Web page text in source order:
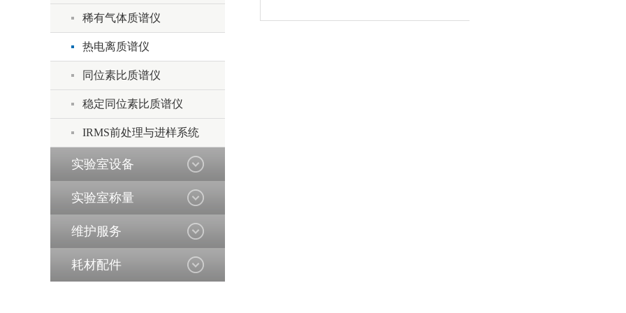
稀有气体质谱仪
热电离质谱仪
同位素比质谱仪
稳定同位素比质谱仪
IRMS前处理与进样系统
实验室设备
实验室称量
维护服务
耗材配件